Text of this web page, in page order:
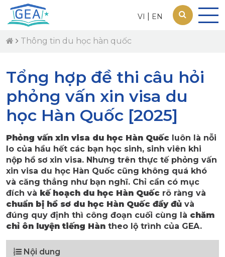
VI EN
Thông tin du học hàn quốc
Tổng hợp đề thi câu hỏi
phỏng vấn xin visa du
học Hàn Quốc [2025]
Phỏng vấn xin visa du học Hàn Quốc luôn là nỗi
lo của hầu hết các bạn học sinh, sinh viên khi
nộp hồ sơ xin visa. Nhưng trên thực tế phỏng vấn
xin visa du học Hàn Quốc cũng không quá khó
và căng thẳng như bạn nghĩ. Chỉ cần có mục
đích và kế hoạch du học Hàn Quốc rõ ràng và
chuẩn bị hồ sơ du học Hàn Quốc đầy đủ và
đúng quy định thì công đoạn cuối cùng là chăm
chỉ ôn luyện tiếng Hàn theo lộ trình của GEA.
Nội dung